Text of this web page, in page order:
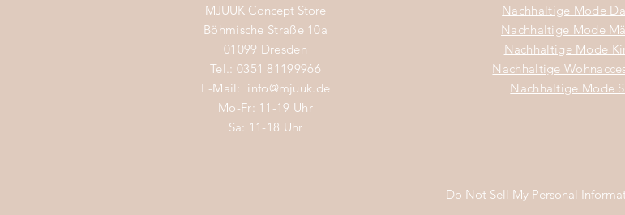
MJUUK Concept Store
Böhmische Straße 10a
01099 Dresden
Tel.: 0351 81199966
E-Mail: info@mjuuk.de
Mo-Fr: 11-19 Uhr
Sa: 11-18 Uhr
Nachhaltige Mode
Nachhaltige Mode
Nachhaltige Mode
Nachhaltige
Nachhaltige Mode
Do Not Sell My Personal